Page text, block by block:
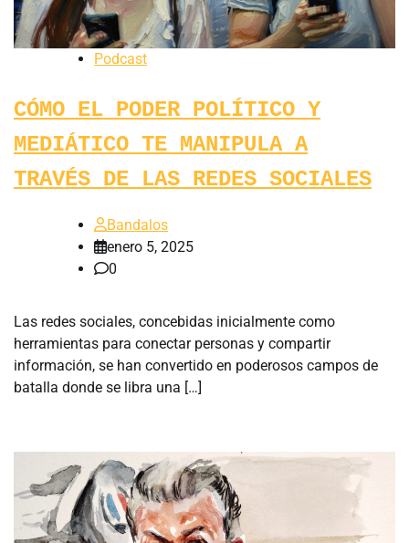
Podcast
CÓMO EL PODER POLÍTICO Y
MEDIÁTICO TE MANIPULA A
TRAVÉS DE LAS REDES SOCIALES
Bandalos
enero 5, 2025
0
Las redes sociales, concebidas inicialmente como
herramientas para conectar personas y compartir
información, se han convertido en poderosos campos de
batalla donde se libra una […]